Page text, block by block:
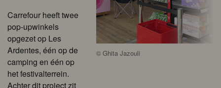
Carrefour heeft twee
pop-upwinkels
opgezet op Les
Ardentes, één op de
camping en één op
het festivalterrein.
Achter dit project zit
©Ghita Jazouli